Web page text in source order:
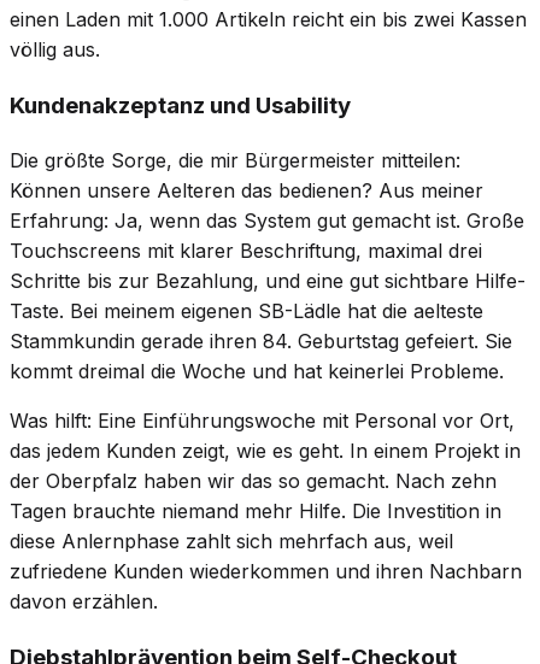
einen Laden mit 1.000 Artikeln reicht ein bis zwei Kassen
völlig aus.
Kundenakzeptanz und Usability
Die größte Sorge, die mir Bürgermeister mitteilen:
Können unsere Aelteren das bedienen? Aus meiner
Erfahrung: Ja, wenn das System gut gemacht ist. Große
Touchscreens mit klarer Beschriftung, maximal drei
Schritte bis zur Bezahlung, und eine gut sichtbare Hilfe-
Taste. Bei meinem eigenen SB-Lädle hat die aelteste
Stammkundin gerade ihren 84. Geburtstag gefeiert. Sie
kommt dreimal die Woche und hat keinerlei Probleme.
Was hilft: Eine Einführungswoche mit Personal vor Ort,
das jedem Kunden zeigt, wie es geht. In einem Projekt in
der Oberpfalz haben wir das so gemacht. Nach zehn
Tagen brauchte niemand mehr Hilfe. Die Investition in
diese Anlernphase zahlt sich mehrfach aus, weil
zufriedene Kunden wiederkommen und ihren Nachbarn
davon erzählen.
Diebstahlprävention beim Self-Checkout